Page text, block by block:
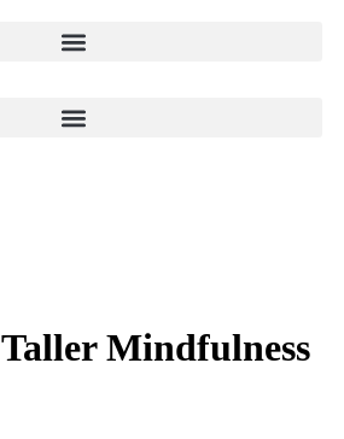
Taller Mindfulness